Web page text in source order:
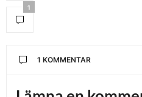
1
1 KOMMENTAR
SKRIVER: